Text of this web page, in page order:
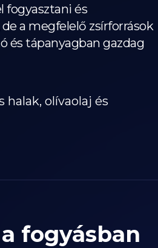
fogyasztani és
a megfelelő zsírforrások
és tápanyagban gazdag
halak, olívaolaj és
fogyásban